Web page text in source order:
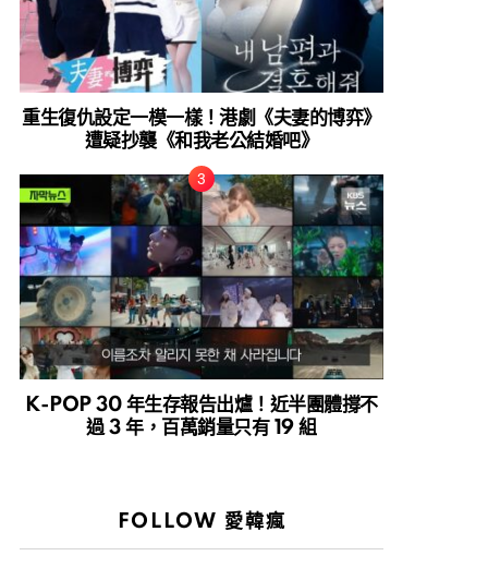
重生復仇設定一模一樣！港劇《夫妻的博弈》
遭疑抄襲《和我老公結婚吧》
K-POP 30 年生存報告出爐！近半團體撐不
過 3 年，百萬銷量只有 19 組
FOLLOW 愛韓瘋